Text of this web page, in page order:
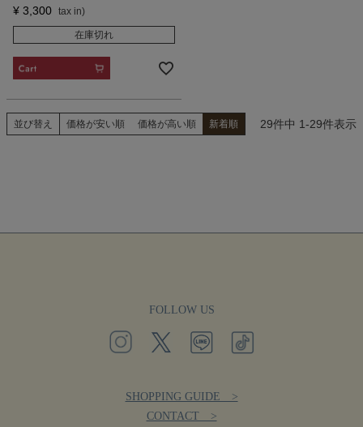
¥ 3,300
在庫切れ
並び替え 価格が安い順 価格が高い順 新着順 29件中 1-29件表示
FOLLOW US
SHOPPING GUIDE >
CONTACT >